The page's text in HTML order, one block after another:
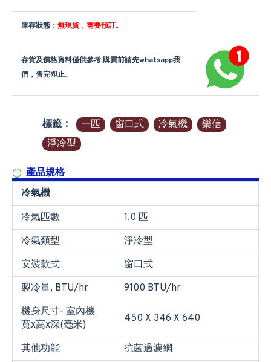
庫存狀態： 無現貨，需要預訂。
存貨及價格資料僅供參考,購買前請先whatsapp我
們，售完即止。
標籤： 一匹 窗口式 冷氣機
樂信
淨冷型
產品規格
冷氣機
冷氣匹數
1.0 匹
冷氣類型
淨冷型
安裝款式
窗口式
製冷量, BTU/hr
9100 BTU/hr
機身尺寸- 室內機
寬x高x深(毫米)
450 X 346 X 640
其他功能
抗菌過濾網